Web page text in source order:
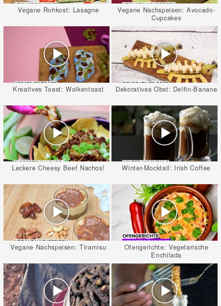
Vegane Rohkost: Lasagne
Vegane Nachspeisen: Avocado-
Cupcakes
Kreatives Toast: Wolkentoast Dekoratives Obst: Delfin-Banane
Leckere Cheesy Beef Nachos! Winter-Mocktail: Irish Coffee
Vegane Nachspeisen: Tiramisu
Ofengerichte: Vegetarische
Enchilada